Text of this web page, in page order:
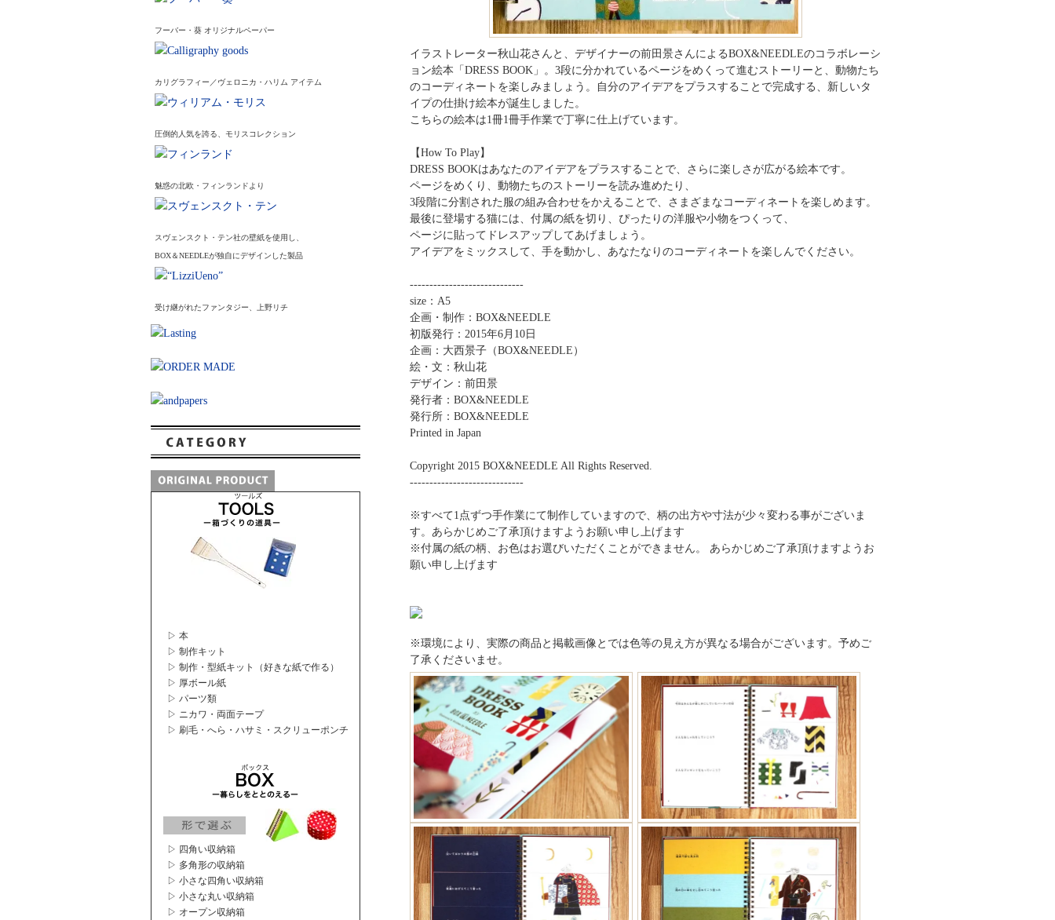
フーバー・葵 オリジナルペーパー
カリグラフィー／ヴェロニカ・ハリム アイテム
圧倒的人気を誇る、モリスコレクション
魅惑の北欧・フィンランドより
スヴェンスクト・テン社の壁紙を使用し、
BOX＆NEEDLEが独自にデザインした製品
受け継がれたファンタジー、上野リチ
▷ 本
▷ 制作キット
▷ 制作・型紙キット（好きな紙で作る）
▷ 厚ボール紙
▷ パーツ類
▷ ニカワ・両面テープ
▷ 刷毛・へら・ハサミ・スクリューポンチ
▷ 四角い収納箱
▷ 多角形の収納箱
▷ 小さな四角い収納箱
▷ 小さな丸い収納箱
▷ オープン収納箱
イラストレーター秋山花さんと、デザイナーの前田景さんによるBOX&NEEDLEのコラボレーシ
ョン絵本「DRESS BOOK」。3段に分かれているページをめくって進むストーリーと、動物たち
のコーディネートを楽しみましょう。自分のアイデアをプラスすることで完成する、新しいタ
イプの仕掛け絵本が誕生しました。
こちらの絵本は1冊1冊手作業で丁寧に仕上げています。
【How To Play】
DRESS BOOKはあなたのアイデアをプラスすることで、さらに楽しさが広がる絵本です。
ページをめくり、動物たちのストーリーを読み進めたり、
3段階に分割された服の組み合わせをかえることで、さまざまなコーディネートを楽しめます。
最後に登場する猫には、付属の紙を切り、ぴったりの洋服や小物をつくって、
ページに貼ってドレスアップしてあげましょう。
アイデアをミックスして、手を動かし、あなたなりのコーディネートを楽しんでください。
-----------------------------
size：A5
企画・制作：BOX&NEEDLE
初版発行：2015年6月10日
企画：大西景子（BOX&NEEDLE）
絵・文：秋山花
デザイン：前田景
発行者：BOX&NEEDLE
発行所：BOX&NEEDLE
Printed in Japan
Copyright 2015 BOX&NEEDLE All Rights Reserved.
-----------------------------
※すべて1点ずつ手作業にて制作していますので、柄の出方や寸法が少々変わる事がございま
す。あらかじめご了承頂けますようお願い申し上げます
※付属の紙の柄、お色はお選びいただくことができません。 あらかじめご了承頂けますようお
願い申し上げます
※環境により、実際の商品と掲載画像とでは色等の見え方が異なる場合がございます。予めご
了承くださいませ。